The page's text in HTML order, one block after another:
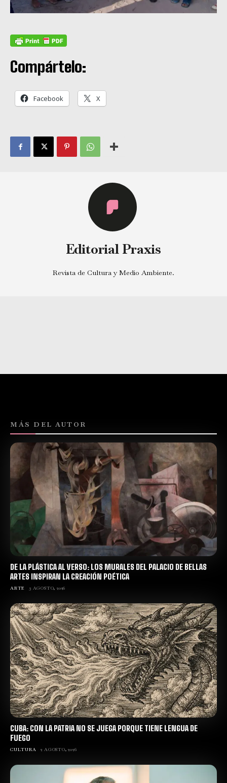
Compártelo:
Facebook X
Editorial Praxis
Revista de Cultura y Medio Ambiente.
MÁS DEL AUTOR
DE LA PLÁSTICA AL VERSO: LOS MURALES DEL PALACIO DE BELLAS
ARTES INSPIRAN LA CREACIÓN POÉTICA
ARTE 3 AGOSTO, 2026
CUBA: CON LA PATRIA NO SE JUEGA PORQUE TIENE LENGUA DE
FUEGO
CULTURA 2 AGOSTO, 2026